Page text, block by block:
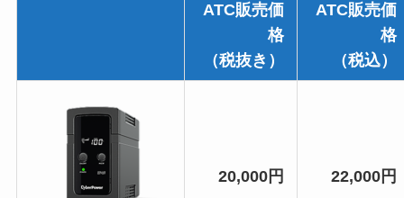
ATC販売価
格
（税抜き）
ATC販売価
格
（税込）
20,000円 22,000円